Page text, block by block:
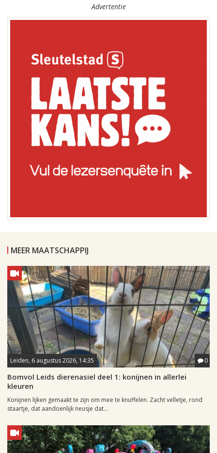
Advertentie
MEER MAATSCHAPPIJ
Leiden, 6 augustus 2026, 14:35 0
Bomvol Leids dierenasiel deel 1: konijnen in allerlei
kleuren
Konijnen lijken gemaakt te zijn om mee te knuffelen. Zacht velletje, rond
staartje, dat aandoenlijk neusje dat...